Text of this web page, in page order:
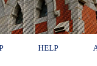
HELP